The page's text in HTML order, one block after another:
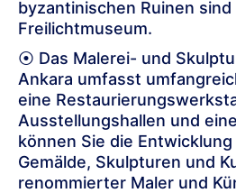
byzantinischen Ruinen
Freilichtmuseum.
⦿ Das Malerei- und
Ankara umfasst
eine
Ausstellungshallen und
können Sie die
Gemälde, Skulpturen und
renommierter Maler und